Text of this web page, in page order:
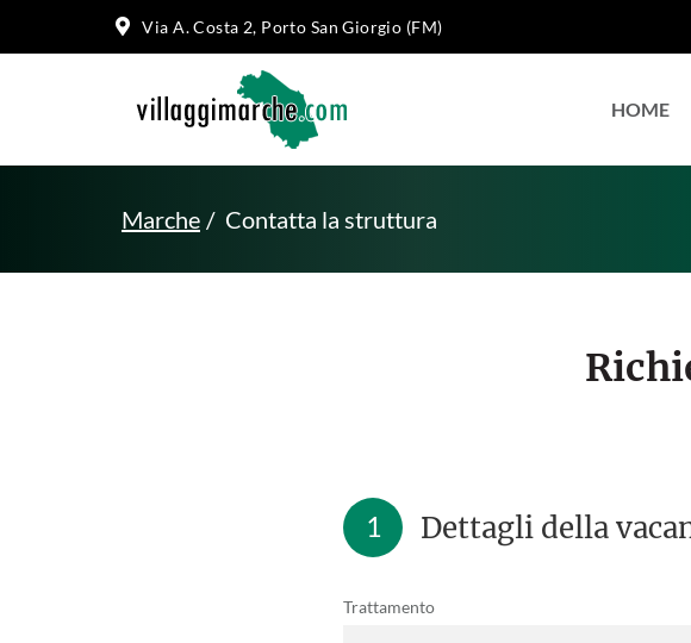
Via A. Costa 2, Porto San Giorgio (FM)
HOME
Marche Contatta la struttura
1 Dettagli della
Trattamento